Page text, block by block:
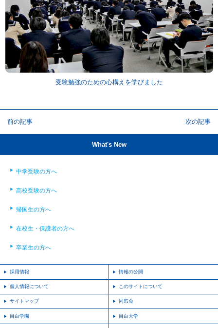
受験勉強のための心構えを学びました
前の記事 次の記事
What's New
中学受験の方へ
高校受験の方へ
帰国生の方へ
在校生・保護者の方へ
卒業生の方へ
採用情報 情報の公開
個人情報について このサイトについて
サイトマップ 同窓会
目白学園 目白大学